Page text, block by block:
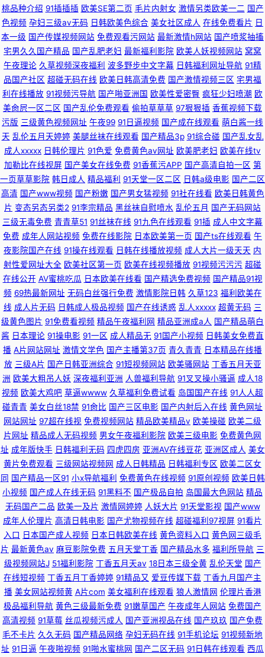
桃品种介绍 91插插插 欧美SE第二页 毛片内射女 激情另类欧美一二 国产
色视频 孕妇三级av无码 日韩欧美色综合 美女社区成人 在线免费看片 日
本一级 国产传媒视频网站 免费观看污网站 最新激情h网站 国产喷浆抽搐
宅男久久国产精品 国产乱肥老妇 最新福利影院 欧美人妖视频网站 窝窝
午夜理论 久草视频深夜福利 波多野步中文字幕 日韩福利网址导航 91精
品国产社区 超碰无码在线 欧美日韩高清免费 国产激情视频三区 宅男福
利在线播放 91视频污导航 国产啪亚洲国 欧美性爱密臀 疯狂少妇喷潮 欧
美肏屄一区二区 国产乱伦免费观看 偷拍草草草 97狠狠插 香蕉视频下载
污版 三级黄色视频网址 午夜99 91日逼视频 国产成在线观看 萌白酱一线
天 乱伦五月天婷婷 美腿丝袜在线观看 国产精品3p 91综合碰 国产乱女乱
成人xxxxx 日韩伦理片 91色爱 免费黄色av网址 欧美肥老妇 欧美在线tv
加勒比在线视屏 国产美女在线免费 91香蕉污APP 国产高清自拍一区 第
一页草草影院 韩日成人 精品福利 91天堂一区二区 日韩a级电影 国产二区
高清 国产www视频 国产粉嫩 国产男女猛视频 91社在线看 欧美日韩黄色
片 变态另态另类2 91李宗精品 黑丝袜自慰喷水 乱伦五月 国产无码网站
三级无毒免费 青青草51 91丝袜在线 91九色在线观看 91插 成人中文字幕
免费 成年人网站视频 免费在线影院 日本欧美第一页 国产ts在线观看 午
夜影院国产在线 91操在线观看 日韩在线播放视频 成人大片一级天天 内
射性爱网址大全 欧美社区第一页 欧美在线视频播放 91视频污污污 超碰
在线公开 AV蜜桃吃瓜 日本欧美在线看 国产精选免费视频 国产精品91视
频 69热最新网址 无码白丝强行免费 激情影院日韩 久草123 福利欧美在
线 成人片无码 日韩成人极品视频 国产在线诱惑 乱人xxxxx 超黄无码 三
级黄色图片 91免费看视频 精品午夜福利网 精品亚洲成a人 国产精品萌白
酱 日本理论 91操电影 91一区 成人精品无 91国产小视频 日韩美女免费直
播 A片网站网址 激情文学色 国产主播第37页 青久青青 日本精品在线播
放 三级A片 国产日韩亚洲综合 91短视频网站 欧美骚网站 丁香五月天亚
洲 欧美大粗吊人妖 深夜福利亚洲 人兽福利导航 91叉叉操小骚逼 成人18
视频 欧美大鸡吧 草逼wwww 久草福利免费试看 岛国国产在线 91人人超
碰青青 美女白丝18禁 91肏比 国产三区电影 国产内射后入在线 黄色网址
网站网址 97超在线视 免费视频网站 精品欧美精品v 欧美操碰 欧美二级
片网址 精品成人无码视频 男女午夜福利影院 欧美三级电影 免费黄色网
址 成年版快手 日韩福利无码 四虎四房 亚洲AV在线豆花 亚洲区成人 美女
黄片免费观看 三级网站视频网 成人日韩精品 日韩福利专区 欧美二区女
同 国产精品一区91 小x导航福利 免费黄色在线视频 91原创视频 欧美日韩
小视频 国产成人在线无码 91黑料不 国产极品自拍 岛国最大色网站 精品
无码国产二品 欧美一及片 激情网婷婷 人妖大片 91天堂影视 国产www
成年人伦理片 高清日韩电影 国产尤物视频在线 超碰福利97视屏 91看片
入口 日本国产成人视频 日本日韩欧美在线 黄色资料入口 黄色网三级毛
片 最新黄色av 麻豆影院免费 五月天堂丁香 国产精品水多 福利所导航 三
级视频网站J 51福利影院 丁香五月天av 18日本三级全黄 乱伦天堂 国产
在线短视频 丁香五月丁香婷婷 91精品又 爱豆传媒下载 丁香九月国产主
播 美女网站视频黄 A片com 美女福利在线观看 狼人激情网 伦理片香港
极品福利导航 黄色三级最新免费 91嫩草国产 午夜成年人网站 免费国产
高清视频 91草莓 丝瓜视频污成人 国产亚洲视品在线 国产玖玖 国产免费
毛不卡片 久久无码 国产精品网络 孕妇无码在线 91手机论坛 91视频新地
址 91日逼 午夜啪视频 91啪水蜜桃网 国产二区无码 91日韩在线观看 西瓜